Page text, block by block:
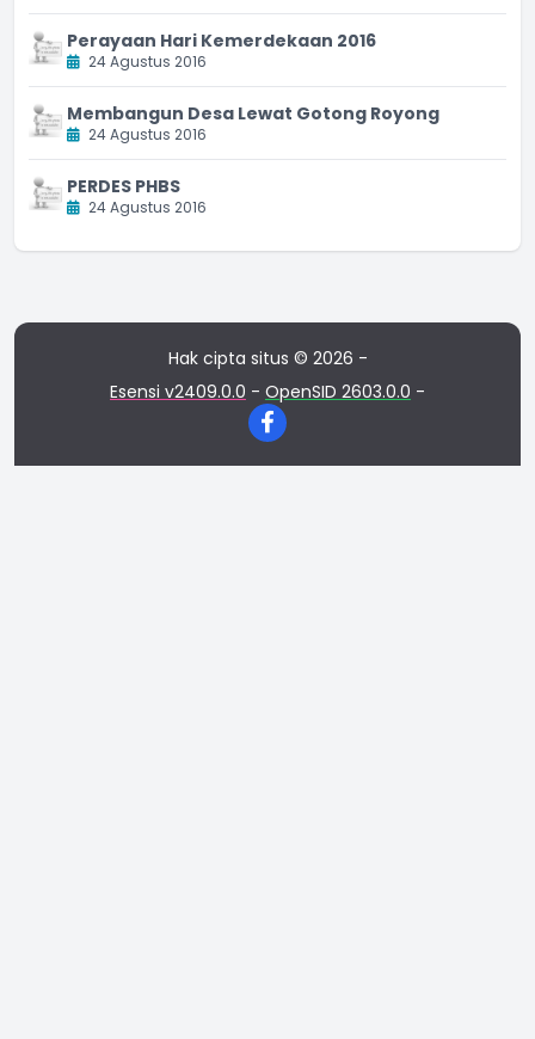
Perayaan Hari Kemerdekaan 2016
24 Agustus 2016
Membangun Desa Lewat Gotong Royong
24 Agustus 2016
PERDES PHBS
24 Agustus 2016
Hak cipta situs © 2026 -
Esensi v2409.0.0 - OpenSID 2603.0.0 -